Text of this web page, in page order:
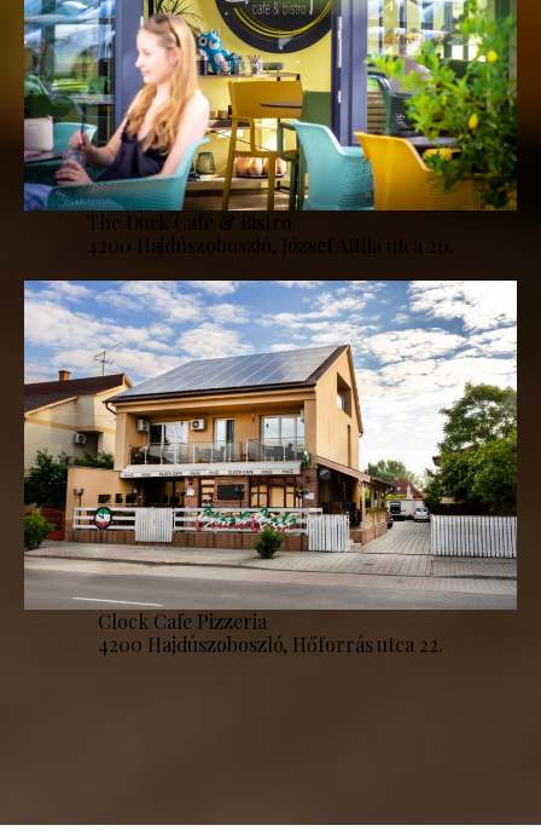
The Duck Café & Bistro
4200 Hajdúszoboszló, József Attila utca 20.
Clock Cafe Pizzeria
4200 Hajdúszoboszló, Hőforrás utca 22.